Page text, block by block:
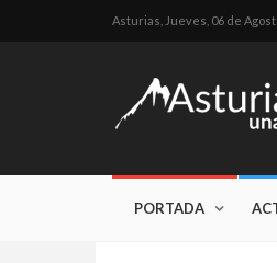
Asturias, Jueves, 06 de
PORTADA